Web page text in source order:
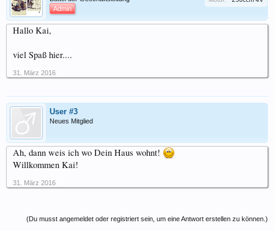
Admin
Hallo Kai,
viel Spaß hier....
31. März 2016
User #3
Neues Mitglied
Ah, dann weis ich wo Dein Haus wohnt!
Willkommen Kai!
31. März 2016
(Du musst angemeldet oder registriert sein, um eine Antwort erstellen zu können.)